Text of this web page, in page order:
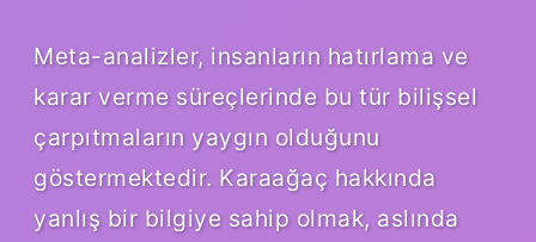
Meta-analizler, insanların hatırlama ve
karar verme süreçlerinde bu tür bilişsel
çarpıtmaların yaygın olduğunu
göstermektedir. Karaağaç hakkında
yanlış bir bilgiye sahip olmak, aslında